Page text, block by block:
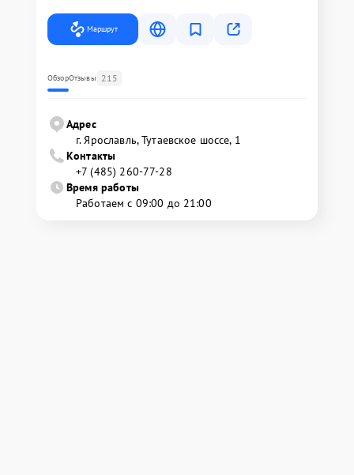
Маршрут
ОбзорОтзывы 215
Адрес
г. Ярославль, Тутаевское шоссе, 1
Контакты
+7 (485) 260-77-28
Время работы
Работаем с 09:00 до 21:00